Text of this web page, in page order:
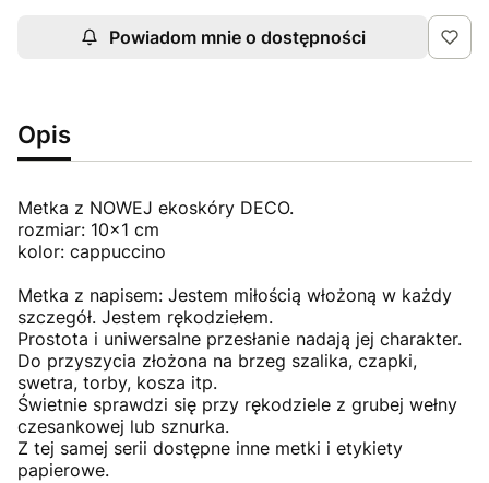
Powiadom mnie o dostępności
Opis
Metka z NOWEJ ekoskóry DECO.
rozmiar: 10x1 cm
kolor: cappuccino
Metka z napisem: Jestem miłością włożoną w każdy
szczegół. Jestem rękodziełem.
Prostota i uniwersalne przesłanie nadają jej charakter.
Do przyszycia złożona na brzeg szalika, czapki,
swetra, torby, kosza itp.
Świetnie sprawdzi się przy rękodziele z grubej wełny
czesankowej lub sznurka.
Z tej samej serii dostępne inne metki i etykiety
papierowe.